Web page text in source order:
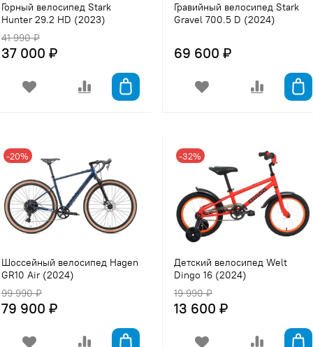
Горный велосипед Stark
Hunter 29.2 HD (2023)
41 990 ₽
37 000 ₽
Гравийный велосипед Stark
Gravel 700.5 D (2024)
69 600 ₽
-20%
Шоссейный велосипед Hagen
GR10 Air (2024)
99 990 ₽
79 900 ₽
-32%
Детский велосипед Welt
Dingo 16 (2024)
19 990 ₽
13 600 ₽